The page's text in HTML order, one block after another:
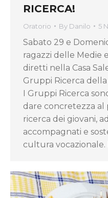
RICERCA!
Oratorio By Danilo 5
Sabato 29 e
ragazzi delle Medie
diretti nella Casa
Gruppi Ricerca
I Gruppi Ricerca
dare concretezza al
ricerca dei giovani,
accompagnati e
cultura vocazionale.